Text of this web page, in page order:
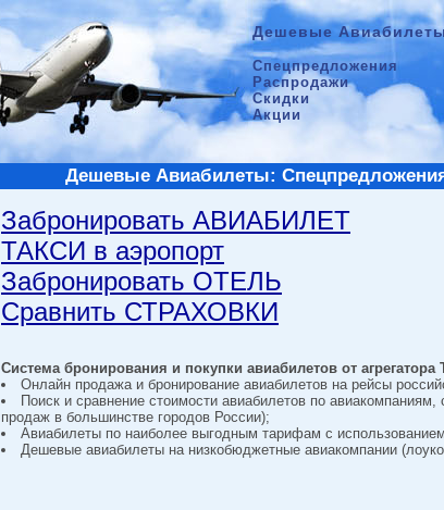
Дешевые
Спецпредложения
Распродажи
Скидки
Акции
Дешевые Авиабилеты:
Забронировать АВИАБИЛЕТ
ТАКСИ в аэропорт
Забронировать ОТЕЛЬ
Сравнить СТРАХОВКИ
Система бронирования и покупки авиабилетов от агрегатора
Онлайн продажа и бронирование авиабилетов на рейсы
Поиск и сравнение стоимости авиабилетов по
продаж в большинстве городов России);
Авиабилеты по наиболее выгодным тарифам с
Дешевые авиабилеты на низкобюджетные авиакомпании